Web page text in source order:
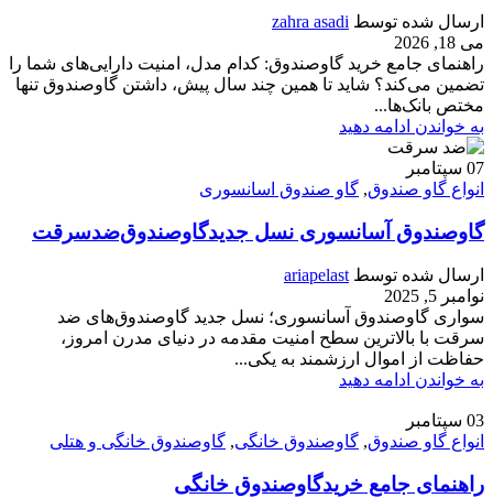
ارسال شده توسط zahra asadi
می 18, 2026
راهنمای جامع خرید گاوصندوق: کدام مدل، امنیت دارایی‌های شما را
تضمین می‌کند؟ شاید تا همین چند سال پیش، داشتن گاوصندوق تنها
مختص بانک‌ها...
به خواندن ادامه دهید
07 سپتامبر
انواع گاو صندوق, گاو صندوق اسانسوری
گاوصندوق آسانسوری نسل جدیدگاوصندوق‌ضدسرقت
ارسال شده توسط ariapelast
نوامبر 5, 2025
سواری گاوصندوق آسانسوری؛ نسل جدید گاوصندوق‌های ضد
سرقت با بالاترین سطح امنیت مقدمه در دنیای مدرن امروز،
حفاظت از اموال ارزشمند به یکی...
به خواندن ادامه دهید
03 سپتامبر
انواع گاو صندوق, گاوصندوق خانگی, گاوصندوق خانگی و هتلی
راهنمای جامع خریدگاوصندوق خانگی